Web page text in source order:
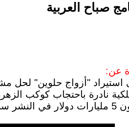
صباح العربية
عن:
استيراد "أزواج حلوين" لحل
نادرة باحتجاب كوكب